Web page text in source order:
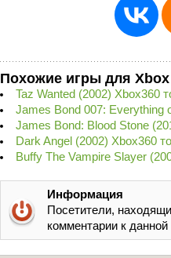
Похожие игры для Xbox
Taz Wanted (2002) Xbox360
James Bond 007: Everything
James Bond: Blood Stone
Dark Angel (2002) Xbox360
Buffy The Vampire Slayer
Информация
Посетители,
комментарии к